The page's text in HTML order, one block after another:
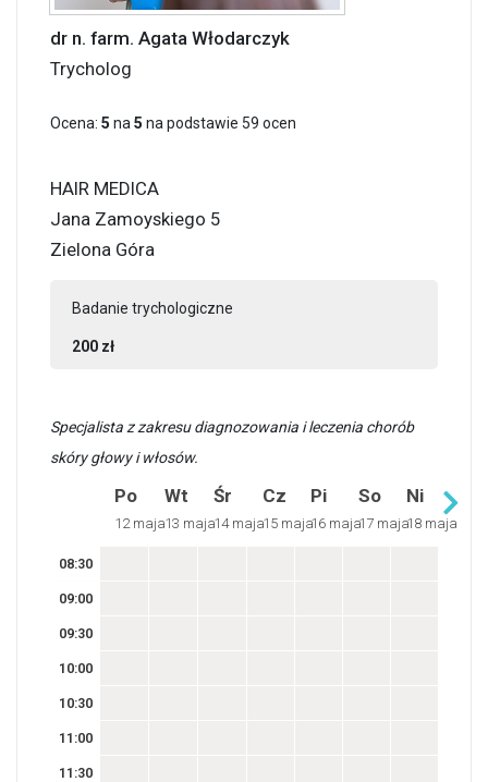
dr n. farm. Agata Włodarczyk
Trycholog
Ocena: 5 na5 na podstawie 59 ocen
HAIR MEDICA
Jana Zamoyskiego 5
Zielona Góra
Badanie trychologiczne
200 zł
Specjalista z zakresu diagnozowania i leczenia chorób
skóry głowy i włosów.
Po
12 maja
Wt
13 maja
Śr
14 maja
Cz
15 maja
Pi
16 maja
So
17 maja
Ni
18 maja
08:30
09:00
09:30
10:00
10:30
11:00
11:30